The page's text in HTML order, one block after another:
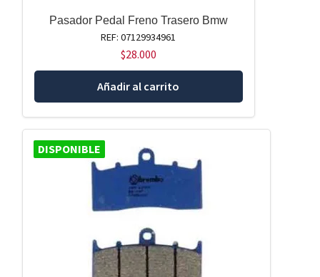
Pasador Pedal Freno Trasero Bmw
REF: 07129934961
$28.000
Añadir al carrito
DISPONIBLE